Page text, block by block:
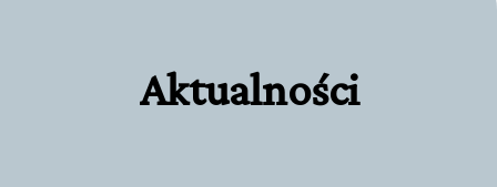
Aktualności